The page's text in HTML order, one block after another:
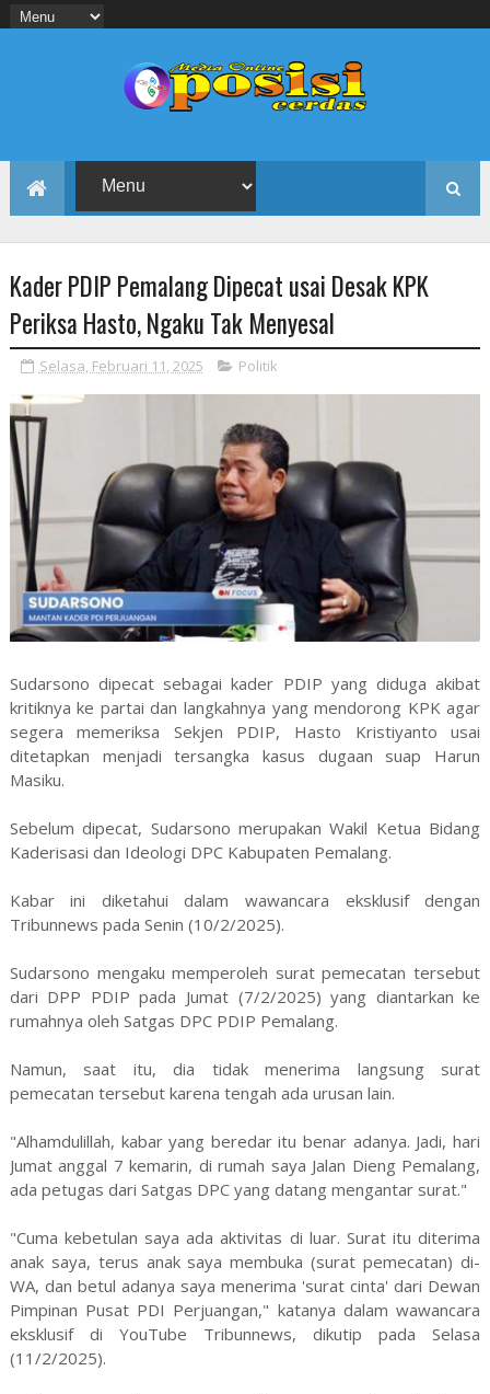
Kader PDIP Pemalang Dipecat usai Desak KPK
Periksa Hasto, Ngaku Tak Menyesal
Selasa, Februari 11, 2025 Politik
Sudarsono dipecat sebagai kader PDIP yang diduga akibat
kritiknya ke partai dan langkahnya yang mendorong KPK agar
segera memeriksa Sekjen PDIP, Hasto Kristiyanto usai
ditetapkan menjadi tersangka kasus dugaan suap Harun
Masiku.
Sebelum dipecat, Sudarsono merupakan Wakil Ketua Bidang
Kaderisasi dan Ideologi DPC Kabupaten Pemalang.
Kabar ini diketahui dalam wawancara eksklusif dengan
Tribunnews pada Senin (10/2/2025).
Sudarsono mengaku memperoleh surat pemecatan tersebut
dari DPP PDIP pada Jumat (7/2/2025) yang diantarkan ke
rumahnya oleh Satgas DPC PDIP Pemalang.
Namun, saat itu, dia tidak menerima langsung surat
pemecatan tersebut karena tengah ada urusan lain.
"Alhamdulillah, kabar yang beredar itu benar adanya. Jadi, hari
Jumat anggal 7 kemarin, di rumah saya Jalan Dieng Pemalang,
ada petugas dari Satgas DPC yang datang mengantar surat."
"Cuma kebetulan saya ada aktivitas di luar. Surat itu diterima
anak saya, terus anak saya membuka (surat pemecatan) di-
WA, dan betul adanya saya menerima 'surat cinta' dari Dewan
Pimpinan Pusat PDI Perjuangan," katanya dalam wawancara
eksklusif di YouTube Tribunnews, dikutip pada Selasa
(11/2/2025).